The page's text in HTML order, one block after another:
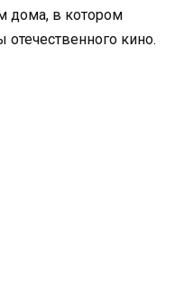
дома, в котором
кино.